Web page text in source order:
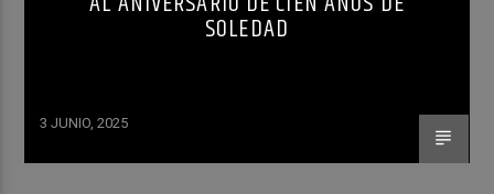
SOLEDAD
3 JUNIO, 2025